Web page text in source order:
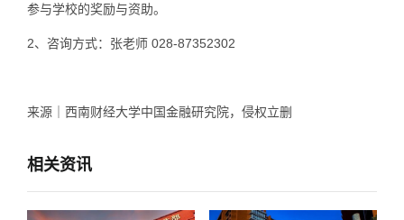
参与学校的奖励与资助。
2、 咨询方式：张老师 028-87352302
来源｜西南财经大学中国金融研究院，侵权立删
相关资讯